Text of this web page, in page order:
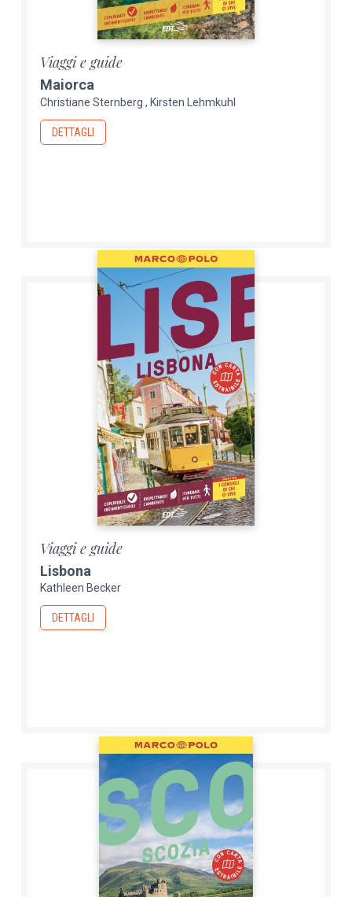
Viaggi e guide
Maiorca
Christiane Sternberg Kirsten Lehmkuhl
DETTAGLI
Viaggi e guide
Lisbona
Kathleen Becker
DETTAGLI